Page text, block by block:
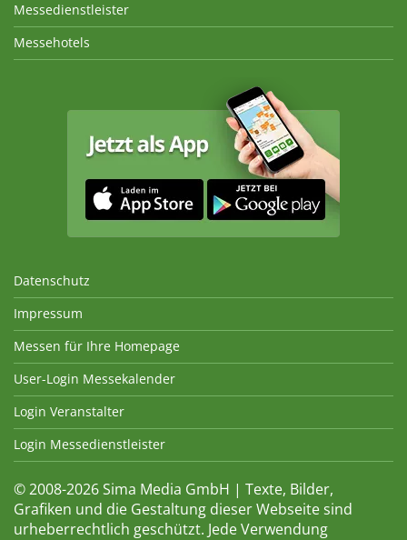
Messedienstleister
Messehotels
Datenschutz
Impressum
Messen für Ihre Homepage
User-Login Messekalender
Login Veranstalter
Login Messedienstleister
© 2008-2026 Sima Media GmbH | Texte, Bilder,
Grafiken und die Gestaltung dieser Webseite sind
urheberrechtlich geschützt. Jede Verwendung